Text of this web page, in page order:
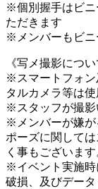
※個別握手はビニ
ただきます
※メンバーもビニ
《写メ撮影につ
※スマートフォン
タルカメラ等は
※スタッフが撮影
※メンバーが嫌が
ポーズに関して
く事もございます
※イベント実施時
破損、及びデー